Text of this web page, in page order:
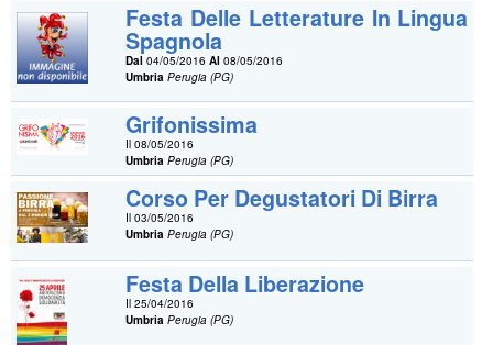
Festa Delle Letterature In Lingua
Spagnola
Dal 04/05/2016Al 08/05/2016
Umbria Perugia (PG)
Grifonissima
Il 08/05/2016
Umbria Perugia (PG)
Corso Per Degustatori Di Birra
Il 03/05/2016
Umbria Perugia (PG)
Festa Della Liberazione
Il 25/04/2016
Umbria Perugia (PG)